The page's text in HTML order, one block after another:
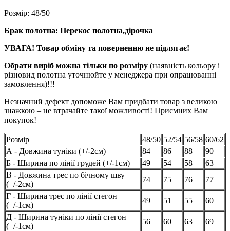
Розмір: 48/50
Брак полотна: Перекос полотна,дірочка
УВАГА! Товар обміну та поверненню не підлягає!
Обрати виріб можна тільки по розміру (наявність кольору і
різновид полотна уточнюйте у менеджера при опрацюванні
замовлення)!!!
Незначний дефект допоможе Вам придбати товар з великою
знажкою – не втрачайте такої можливості! Приємних Вам
покупок!
Розмір 48/50 52/54 56/58 60/62
А - Довжина туніки (+/-2см)
84 86 88
90
Б - Ширина по лінії грудей (+/-1см)
49 54 58
63
В - Довжина трес по бічному шву
(+/-2см)
74 75 76
77
Г - Ширина трес по лінії стегон
(+/-1см)
49 51 55
60
Д - Ширина туніки по лінії стегон
(+/-1см)
56 60 63 69